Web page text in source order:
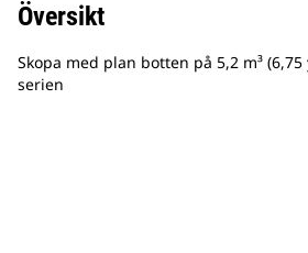
Översikt
Skopa med plan botten på 5,2 m³ (6,75
serien